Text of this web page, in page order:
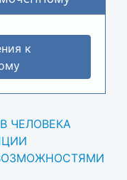
к
ЧЕЛОВЕКА